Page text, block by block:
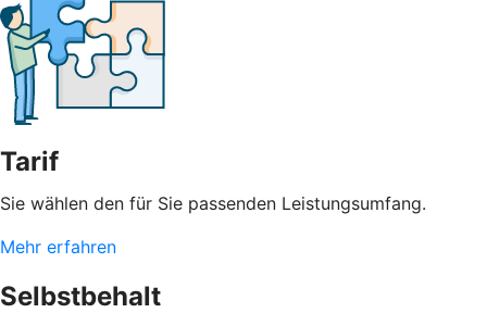
Tarif
Sie wählen den für Sie passenden Leistungsumfang.
Mehr erfahren
Selbstbehalt